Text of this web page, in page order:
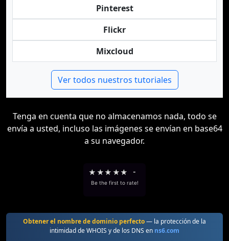
Pinterest
Flickr
Mixcloud
Ver todos nuestros tutoriales
Tenga en cuenta que no almacenamos nada, todo se
envía a usted, incluso las imágenes se envían en base64
a su navegador.
★ ★★ ★★ -
Be the first to rate!
Obtener el nombre de dominio perfecto— la protección de la
intimidad de WHOIS y de los DNS en ns6.com